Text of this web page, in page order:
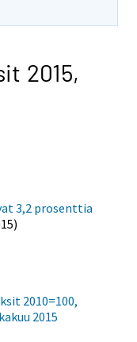
2015,
3,2 prosenttia
2010=100,
2015